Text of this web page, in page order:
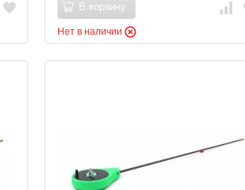
В корзину
Нет в наличии